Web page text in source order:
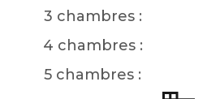
3 chambres :
4 chambres :
5 chambres :